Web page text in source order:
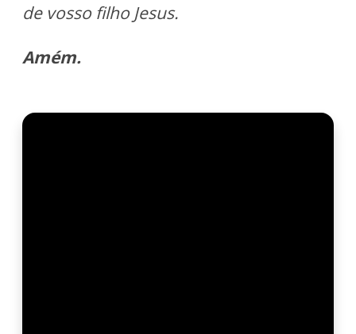
de vosso filho Jesus.
Amém.